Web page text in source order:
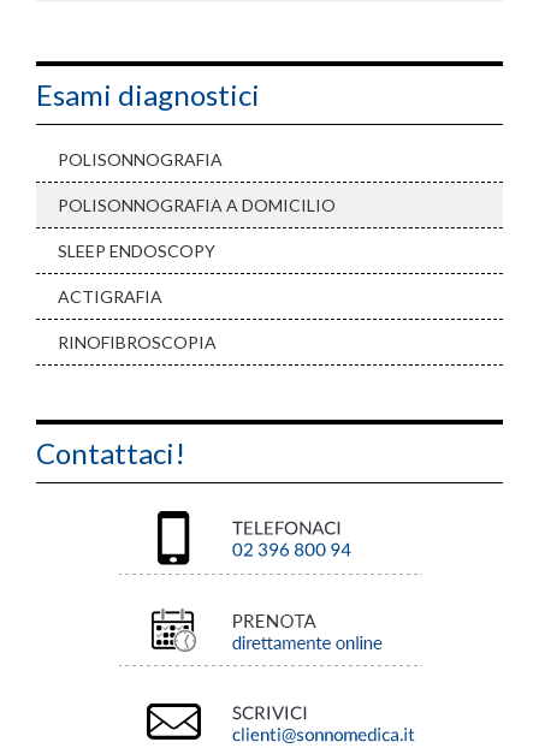
Esami diagnostici
POLISONNOGRAFIA
POLISONNOGRAFIA A DOMICILIO
SLEEP ENDOSCOPY
ACTIGRAFIA
RINOFIBROSCOPIA
Contattaci!